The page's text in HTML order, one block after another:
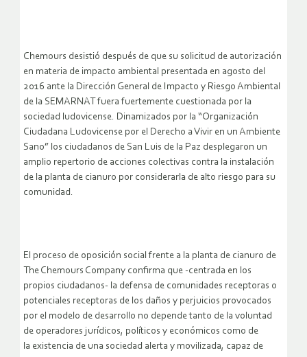
Chemours desistió después de que su solicitud de autorización
en materia de impacto ambiental presentada en agosto del
2016 ante la Dirección General de Impacto y Riesgo Ambiental
de la SEMARNAT fuera fuertemente cuestionada por la
sociedad ludovicense. Dinamizados por la “Organización
Ciudadana Ludovicense por el Derecho a Vivir en un Ambiente
Sano” los ciudadanos de San Luis de la Paz desplegaron un
amplio repertorio de acciones colectivas contra la instalación
de la planta de cianuro por considerarla de alto riesgo para su
comunidad.
El proceso de oposición social frente a la planta de cianuro de
The Chemours Company confirma que -centrada en los
propios ciudadanos- la defensa de comunidades receptoras o
potenciales receptoras de los daños y perjuicios provocados
por el modelo de desarrollo no depende tanto de la voluntad
de operadores jurídicos, políticos y económicos como de
la existencia de una sociedad alerta y movilizada, capaz de